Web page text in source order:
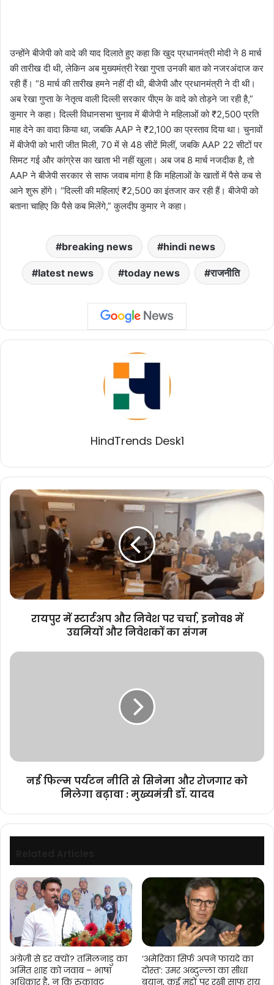
उन्होंने बीजेपी को वादे की याद दिलाते हुए कहा कि खुद प्रधानमंत्री मोदी ने 8 मार्च
की तारीख दी थी, लेकिन अब मुख्यमंत्री रेखा गुप्ता उनकी बात को नजरअंदाज कर
रही हैं। “8 मार्च की तारीख हमने नहीं दी थी, बीजेपी और प्रधानमंत्री ने दी थी।
अब रेखा गुप्ता के नेतृत्व वाली दिल्ली सरकार पीएम के वादे को तोड़ने जा रही है,”
कुमार ने कहा। दिल्ली विधानसभा चुनाव में बीजेपी ने महिलाओं को ₹2,500 प्रति
माह देने का वादा किया था, जबकि AAP ने ₹2,100 का प्रस्ताव दिया था। चुनावों
में बीजेपी को भारी जीत मिली, 70 में से 48 सीटें मिलीं, जबकि AAP 22 सीटों पर
सिमट गई और कांग्रेस का खाता भी नहीं खुला। अब जब 8 मार्च नजदीक है, तो
AAP ने बीजेपी सरकार से साफ जवाब मांगा है कि महिलाओं के खातों में पैसे कब से
आने शुरू होंगे। “दिल्ली की महिलाएं ₹2,500 का इंतजार कर रही हैं। बीजेपी को
बताना चाहिए कि पैसे कब मिलेंगे,” कुलदीप कुमार ने कहा।
breaking news hindi news
latest news today news राजनीति
HindTrends Desk1
रायपुर
स्टार्टअप
निवेश
चर्चा,
में
संगम
रायपुर में स्टार्टअप और निवेश पर चर्चा, इनोव8 में
उद्यमियों और निवेशकों का संगम
नई
को
डॉ.
यादव
नई फिल्म पर्यटन नीति से सिनेमा और रोजगार को
मिलेगा बढ़ावा : मुख्यमंत्री डॉ. यादव
अंग्रेज़ी से डर क्यों? तमिलनाडु का
अमित शाह को जवाब – भाषा
अधिकार है, न कि रुकावट
‘अमेरिका सिर्फ अपने फायदे का
दोस्त’: उमर अब्दुल्ला का सीधा
बयान, कई मुद्दों पर रखी साफ राय